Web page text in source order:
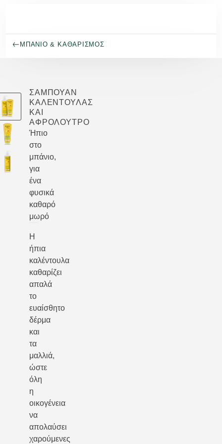
ΜΠΆΝΙΟ & ΚΑΘΑΡΙΣΜΌΣ
ΣΑΜΠΟΥΆΝ
ΚΑΛΈΝΤΟΥΛΑΣ
ΚΑΙ
ΑΦΡΌΛΟΥΤΡΟ
Ήπιο
στο
μπάνιο,
για
ένα
φυσικά
καθαρό
μωρό
Η
ήπια
καλέντουλα
καθαρίζει
απαλά
το
ευαίσθητο
δέρμα
και
τα
μαλλιά,
ώστε
όλη
η
οικογένεια
να
απολαύσει
χαρούμενες